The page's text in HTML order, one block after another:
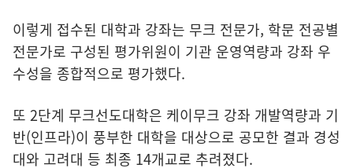
이렇게 접수된 대학과 강좌는 무크 전문가, 학문 전공별
전문가로 구성된 평가위원이 기관 운영역량과 강좌 우
수성을 종합적으로 평가했다.
또 2단계 무크선도대학은 케이무크 강좌 개발역량과 기
반(인프라)이 풍부한 대학을 대상으로 공모한 결과 경성
대와 고려대 등 최종 14개교로 추려졌다.